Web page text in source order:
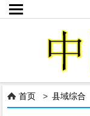

 首页 >县域综合